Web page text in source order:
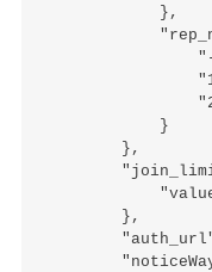
            },
            }
        },
        },